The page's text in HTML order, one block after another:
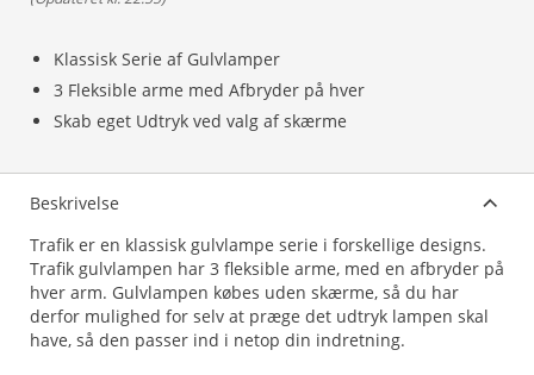
Klassisk Serie af Gulvlamper
3 Fleksible arme med Afbryder på hver
Skab eget Udtryk ved valg af skærme
Beskrivelse
Trafik er en klassisk gulvlampe serie i forskellige designs.
Trafik gulvlampen har 3 fleksible arme, med en afbryder på
hver arm. Gulvlampen købes uden skærme, så du har
derfor mulighed for selv at præge det udtryk lampen skal
have, så den passer ind i netop din indretning.